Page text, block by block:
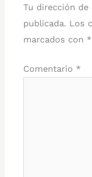
Tu dirección
publicada. Los
marcados con *
Comentario *